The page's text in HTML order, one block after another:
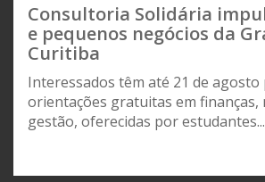
Consultoria Solidária
e pequenos negócios da
Curitiba
Interessados têm até 21 de
orientações gratuitas em finanças,
gestão, oferecidas por estudantes...